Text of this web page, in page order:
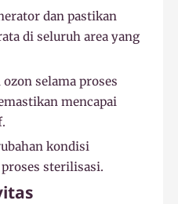
dan pastikan
di seluruh area yang
selama proses
mencapai
kondisi
sterilisasi.